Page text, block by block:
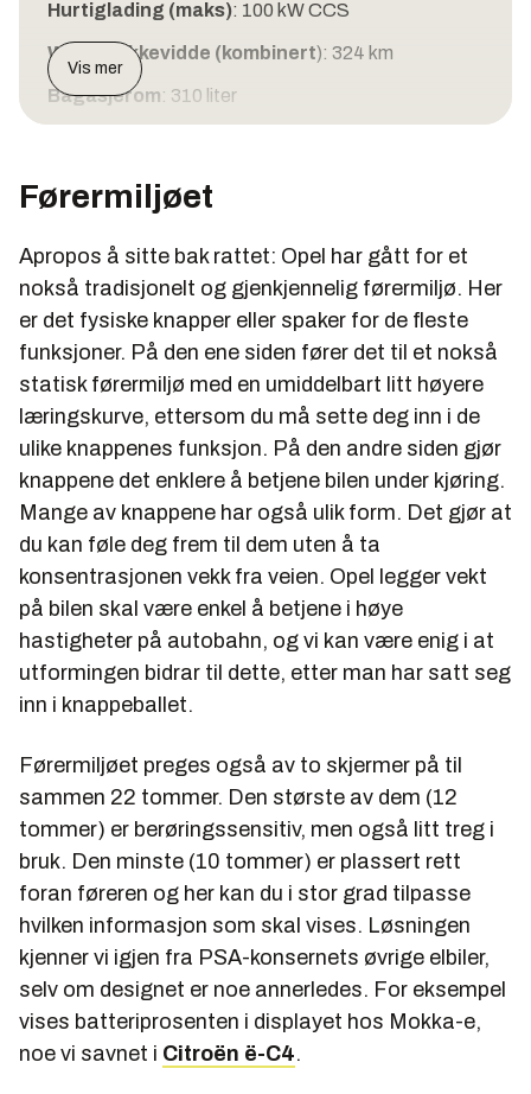
Hurtiglading (maks): 100 kW CCS
WLTP-rekkevidde (kombinert): 324 km
Bagasjerom: 310 liter
Hengerfeste : Nei
Bredde: 1,79 m
Høyde : 1,53 m
Bakkeklaring: 19,4 cm
Egenvekt : 1532 kilo
Vis mer
Førermiljøet
Apropos å sitte bak rattet: Opel har gått for et
nokså tradisjonelt og gjenkjennelig førermiljø. Her
er det fysiske knapper eller spaker for de fleste
funksjoner. På den ene siden fører det til et nokså
statisk førermiljø med en umiddelbart litt høyere
læringskurve, ettersom du må sette deg inn i de
ulike knappenes funksjon. På den andre siden gjør
knappene det enklere å betjene bilen under kjøring.
Mange av knappene har også ulik form. Det gjør at
du kan føle deg frem til dem uten å ta
konsentrasjonen vekk fra veien. Opel legger vekt
på bilen skal være enkel å betjene i høye
hastigheter på autobahn, og vi kan være enig i at
utformingen bidrar til dette, etter man har satt seg
inn i knappeballet.
Førermiljøet preges også av to skjermer på til
sammen 22 tommer. Den største av dem (12
tommer) er berøringssensitiv, men også litt treg i
bruk. Den minste (10 tommer) er plassert rett
foran føreren og her kan du i stor grad tilpasse
hvilken informasjon som skal vises. Løsningen
kjenner vi igjen fra PSA-konsernets øvrige elbiler,
selv om designet er noe annerledes. For eksempel
vises batteriprosenten i displayet hos Mokka-e,
noe vi savnet i Citroën ë-C4.